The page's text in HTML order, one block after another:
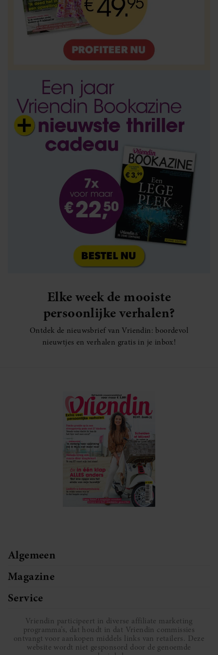
Elke week de mooiste
persoonlijke verhalen?
Ontdek de nieuwsbrief van Vriendin: boordevol
nieuwtjes en verhalen gratis in je inbox!
Algemeen
Magazine
Service
Vriendin participeert in diverse affiliate marketing
programma’s, dat houdt in dat Vriendin commissies
ontvangt voor aankopen middels links van retailers. Deze
website wordt niet gesponsord door de genoemde